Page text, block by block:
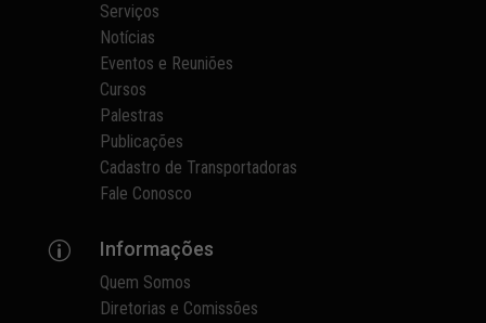
Serviços
Notícias
Eventos e Reuniões
Cursos
Palestras
Publicações
Cadastro de Transportadoras
Fale Conosco
p Informações
Quem Somos
Diretorias e Comissões